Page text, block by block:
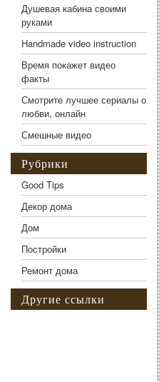
Душевая кабина своими
руками
Handmade video instruction
Время покажет видео
факты
Смотрите лучшее сериалы о
любви, онлайн
Смешные видео
Рубрики
Good Tips
Декор дома
Дом
Постройки
Ремонт дома
Другие ссылки